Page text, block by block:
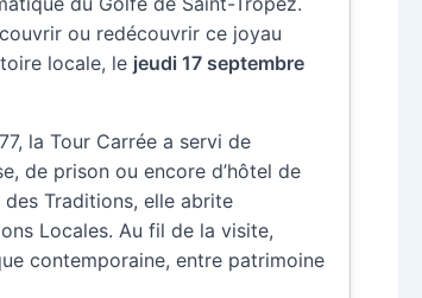
ou redécouvrir ce joyau
locale, le jeudi 17 septembre
la Tour Carrée a servi de
de prison ou encore d’hôtel de
des Traditions, elle abrite
Locales. Au fil de la visite,
contemporaine, entre patrimoine